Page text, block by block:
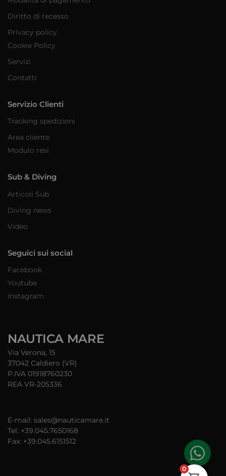
Diritto di recesso
Privacy policy
Cookie Policy
Servizi
Contatti
Servizio Clienti
Tracking spedizioni
Area cliente
Modulo resi
Sub & Diving
Articoli Sub
Diving news
Video
Seguici sui social
Facebook
Youtube
Instagram
NAUTICA MARE
Via Verona, 15
37042 Caldiero (VR)
P.IVA 01918760230
REA VR-205336
E-mail: sales@nauticamare.it
Tel: +39.045.7650168
Fax: +39.045.6151512
0